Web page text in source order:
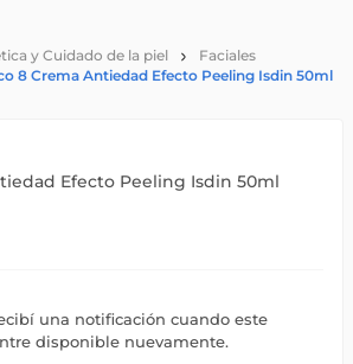
y Cuidado de la piel
Faciales
8 Crema Antiedad Efecto Peeling Isdin 50ml
Efecto Peeling Isdin 50ml
una notificación cuando este
disponible nuevamente.